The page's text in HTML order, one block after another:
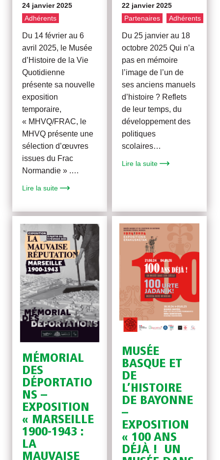
24 janvier 2025
Adhérents
Du 14 février au 6
avril 2025, le Musée
d’Histoire de la Vie
Quotidienne
présente sa nouvelle
exposition
temporaire,
« MHVQ/FRAC, le
MHVQ présente une
sélection d’œuvres
issues du Frac
Normandie » .…
Lire la suite
22 janvier 2025
Partenaires
Adhérents
Du 25 janvier au 18
octobre 2025 Qui n’a
pas en mémoire
l’image de l’un de
ses anciens manuels
d’histoire ? Reflets
de leur temps, du
développement des
politiques
scolaires…
Lire la suite
MÉMORIAL
DES
DÉPORTATIO
NS –
EXPOSITION
« MARSEILLE
1900-1943 :
LA
MAUVAISE
MUSÉE
BASQUE ET
DE
L’HISTOIRE
DE BAYONNE
–
EXPOSITION
« 100 ANS
DÉJÀ ! UN